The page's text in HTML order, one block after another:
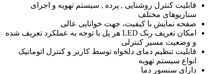
قابلیت کنترل روشنایی , پرده , سیستم تهویه و اجرای
سناریوهای مختلف
صفحه نمایش با کیفیت، جهت خوانایی عالی
امکان تعریف رنک LED هر پل با توجه به عملکرد تعریف شده
و وضعیت مسیر کنترلی
قابلیت تنظیم دمای دلخواه توسط کاربر و کنترل اتوماتیک
انواع سیستم تهویه
دارای سنسور دما